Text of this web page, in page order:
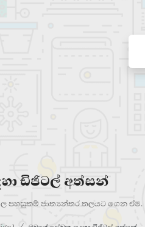
ඩිජිටල් අත්සන්
පහසුකම් ජාත්‍යන්තර තලයට ගෙන ඒම.